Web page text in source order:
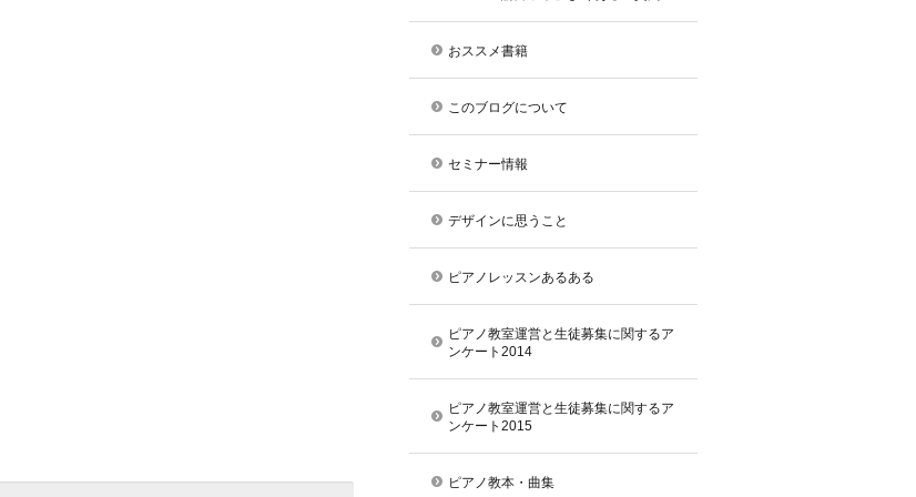
おススメ書籍
このブログについて
セミナー情報
デザインに思うこと
ピアノレッスンあるある
ピアノ教室運営と生徒募集に関するア
ンケート2014
ピアノ教室運営と生徒募集に関するア
ンケート2015
ピアノ教本・曲集